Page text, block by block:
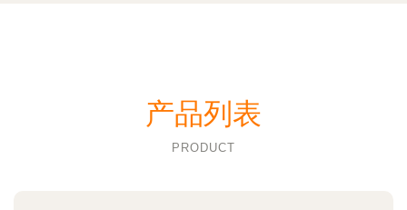
产品列表
PRODUCT